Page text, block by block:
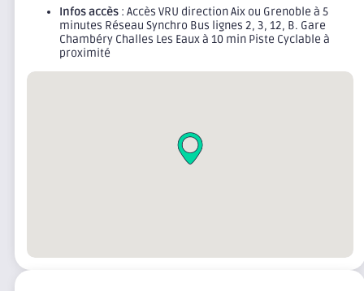
Infos accès : Accès VRU direction Aix ou Grenoble à 5
minutes Réseau Synchro Bus lignes 2, 3, 12, B. Gare
Chambéry Challes Les Eaux à 10 min Piste Cyclable à
proximité